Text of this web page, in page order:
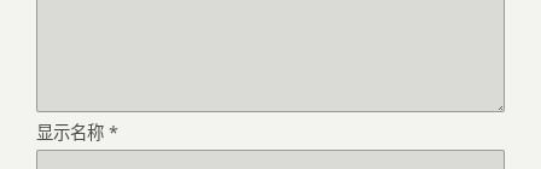
显示名称 *